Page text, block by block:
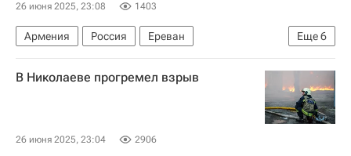
26 июня 2025, 23:08 1403
Еще6
Армения Россия
Ереван
Самвел Карапетян
Никол Пашинян
Армянская апостольская церковь
Facebook
Преследование Карапетяна в Армении
В Николаеве прогремел взрыв
26 июня 2025, 23:04 2906